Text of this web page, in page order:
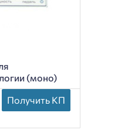
(моно)
Получить КП